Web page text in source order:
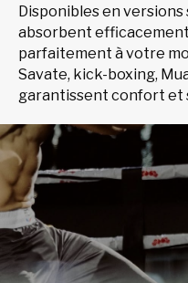
Disponibles en
absorbent
parfaitement à votre
Savate, kick-boxing,
garantissent confort et